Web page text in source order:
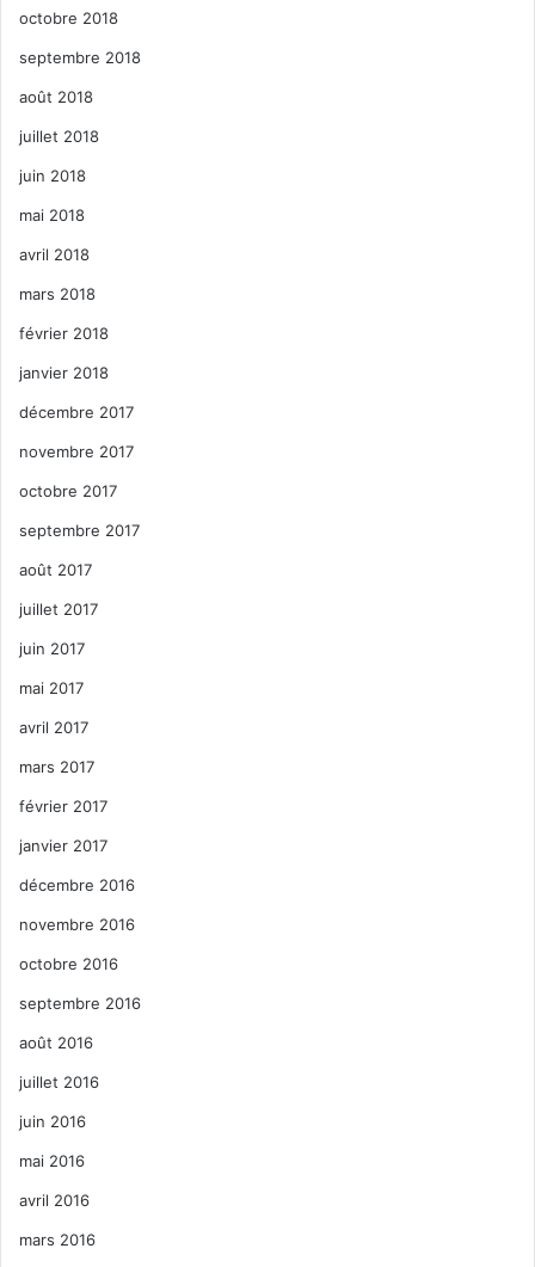
octobre 2018
septembre 2018
août 2018
juillet 2018
juin 2018
mai 2018
avril 2018
mars 2018
février 2018
janvier 2018
décembre 2017
novembre 2017
octobre 2017
septembre 2017
août 2017
juillet 2017
juin 2017
mai 2017
avril 2017
mars 2017
février 2017
janvier 2017
décembre 2016
novembre 2016
octobre 2016
septembre 2016
août 2016
juillet 2016
juin 2016
mai 2016
avril 2016
mars 2016